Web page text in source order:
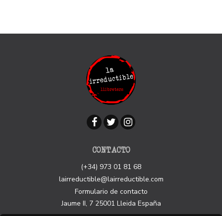
CONTACTO
(+34) 973 01 81 68
lairreductible@lairreductible.com
Formulario de contacto
Jaume II, 7 25001 Lleida España